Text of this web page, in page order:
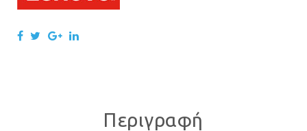
Περιγραφή